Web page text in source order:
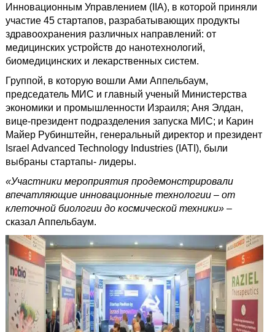
Инновационным Управлением (IIA), в которой приняли
участие 45 стартапов, разрабатывающих продукты
здравоохранения различных направлений: от
медицинских устройств до нанотехнологий,
биомедицинских и лекарственных систем.
Группой, в которую вошли Ами Аппельбаум,
председатель МИС и главный ученый Министерства
экономики и промышленности Израиля; Аня Элдан,
вице-президент подразделения запуска МИС; и Карин
Майер Рубинштейн, генеральный директор и президент
Israel Advanced Technology Industries (IATI), были
выбраны стартапы- лидеры.
«Участники мероприятия продемонстрировали
впечатляющие инновационные технологии – от
клеточной биологии до космической техники» –
сказал Аппельбаум.